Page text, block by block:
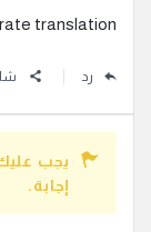
translation.
رد
يجب
إجابة.